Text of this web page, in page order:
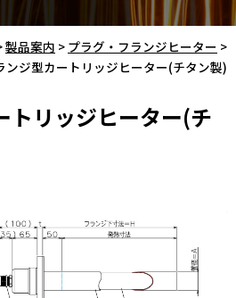
製品案内 > プラグ・フランジヒーター >
ンジ型カートリッジヒーター(チタン製)
トリッジヒーター(チ